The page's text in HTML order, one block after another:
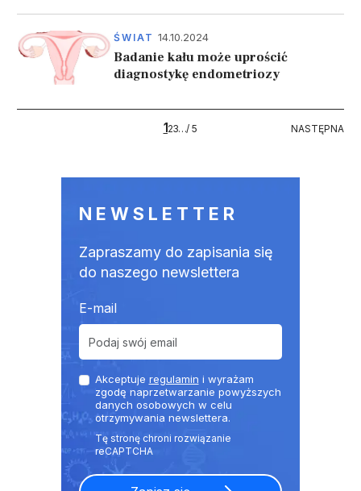
ŚWIAT 14.10.2024
Badanie kału może uprościć
diagnostykę endometriozy
123…/ 5
5 NASTĘPNA
NASTĘPNA
NEWSLETTER
Zapraszamy do zapisania się
do naszego newslettera
E-mail
Akceptuje regulamin i wyrażam
zgodę naprzetwarzanie powyższych
danych osobowych w celu
otrzymywania newslettera.